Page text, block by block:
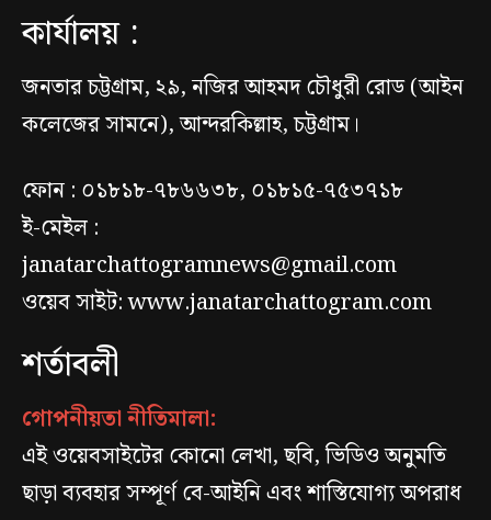
কার্যালয় :
জনতার চট্টগ্রাম, ২৯, নজির আহমদ চৌধুরী রোড (আইন
কলেজের সামনে), আন্দরকিল্লাহ, চট্টগ্রাম।
ফোন : ০১৮১৮-৭৮৬৬৩৮, ০১৮১৫-৭৫৩৭১৮
ই-মেইল :
janatarchattogramnews@gmail.com
ওয়েব সাইট: www.janatarchattogram.com
শর্তাবলী
গোপনীয়তা নীতিমালা:
এই ওয়েবসাইটের কোনো লেখা, ছবি, ভিডিও অনুমতি
ছাড়া ব্যবহার সম্পূর্ণ বে-আইনি এবং শাস্তিযোগ্য অপরাধ